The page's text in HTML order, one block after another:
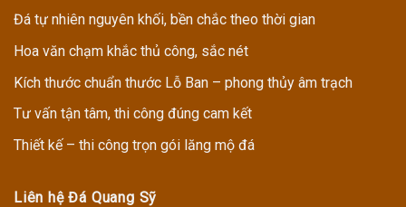
Đá tự nhiên nguyên khối, bền chắc theo thời gian
Hoa văn chạm khắc thủ công, sắc nét
Kích thước chuẩn thước Lỗ Ban – phong thủy âm trạch
Tư vấn tận tâm, thi công đúng cam kết
Thiết kế – thi công trọn gói lăng mộ đá
Liên hệ Đá Quang Sỹ